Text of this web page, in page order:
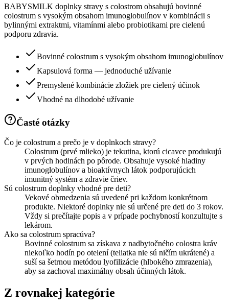
BABYSMILK doplnky stravy s colostrom obsahujú bovinné
colostrum s vysokým obsahom imunoglobulínov v kombinácii s
bylinnými extraktmi, vitamínmi alebo probiotikami pre cielenú
podporu zdravia.
Bovinné colostrum s vysokým obsahom imunoglobulínov
Kapsulová forma — jednoduché užívanie
Premyslené kombinácie zložiek pre cielený účinok
Vhodné na dlhodobé užívanie
Časté otázky
Čo je colostrum a prečo je v doplnkoch stravy?
Colostrum (prvé mlieko) je tekutina, ktorú cicavce produkujú
v prvých hodinách po pôrode. Obsahuje vysoké hladiny
imunoglobulínov a bioaktívnych látok podporujúcich
imunitný systém a zdravie čriev.
Sú colostrum doplnky vhodné pre deti?
Vekové obmedzenia sú uvedené pri každom konkrétnom
produkte. Niektoré doplnky nie sú určené pre deti do 3 rokov.
Vždy si prečítajte popis a v prípade pochybností konzultujte s
lekárom.
Ako sa colostrum spracúva?
Bovinné colostrum sa získava z nadbytočného colostra kráv
niekoľko hodín po otelení (teliatka nie sú ničím ukrátené) a
suší sa šetrnou metódou lyofilizácie (hlbokého zmrazenia),
aby sa zachoval maximálny obsah účinných látok.
Z rovnakej kategórie